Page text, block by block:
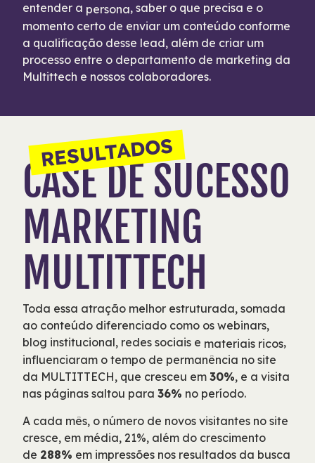
entender a persona, saber o que precisa e o
momento certo de enviar um conteúdo conforme
a qualificação desse lead, além de criar um
processo entre o departamento de marketing da
Multittech e nossos colaboradores.
RESULTADOS
CASE DE SUCESSO
MARKETING
MULTITTECH
Toda essa atração melhor estruturada, somada
ao conteúdo diferenciado como os webinars,
blog institucional, redes sociais e materiais ricos,
influenciaram o tempo de permanência no site
da MULTITTECH, que cresceu em30%, e a visita
nas páginas saltou para36% no período.
A cada mês, o número de novos visitantes no site
cresce, em média, 21%, além do crescimento
de 288% em impressões nos resultados da busca